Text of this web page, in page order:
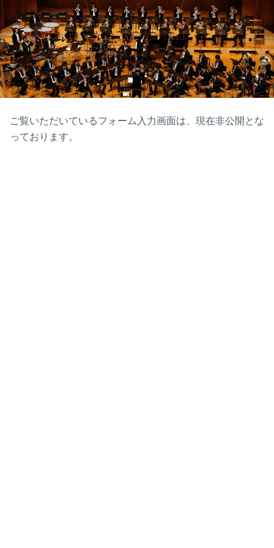
ご覧いただいているフォーム入力画面は、現在非公開とな
っております。